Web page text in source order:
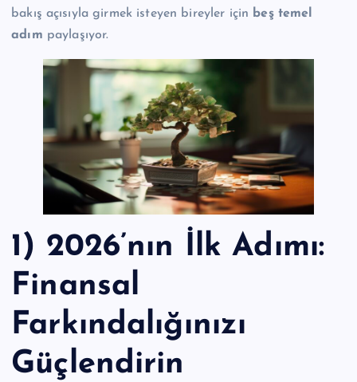
bakış açısıyla girmek isteyen bireyler için beş temel
adım paylaşıyor.
1) 2026’nın İlk Adımı:
Finansal
Farkındalığınızı
Güçlendirin